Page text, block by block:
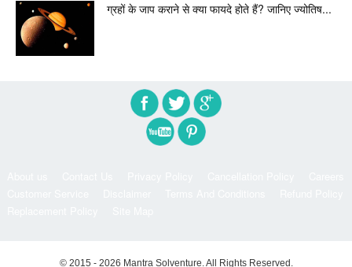
ग्रहों के जाप कराने से क्या फायदे होते हैं? जानिए ज्योतिष...
© 2015 - 2026 Mantra Solventure. All Rights Reserved.